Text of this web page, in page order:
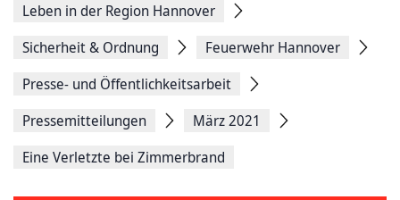
teilen
Seitenlink
Seite
Leben in der Region Hannover
Sicherheit & Ordnung
Feuerwehr Hannover
Presse- und Öffentlichkeitsarbeit
Pressemitteilungen
März 2021
Eine Verletzte bei Zimmerbrand